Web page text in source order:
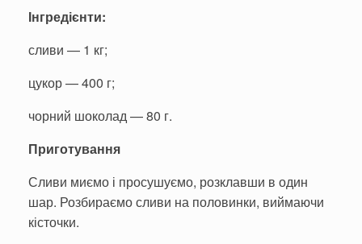
Інгредієнти:
сливи — 1 кг;
цукор — 400 г;
чорний шоколад — 80 г.
Приготування
Сливи миємо і просушуємо, розклавши в один
шар. Розбираємо сливи на половинки, виймаючи
кісточки.